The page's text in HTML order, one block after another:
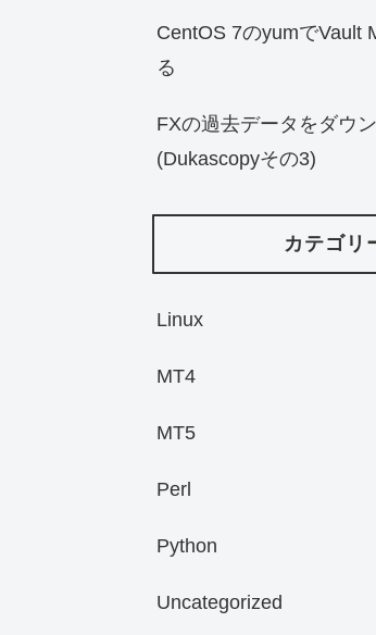
CentOS 7のyumでVault
る
FXの過去データをダウ
(Dukascopyその3)
カテゴリ
Linux
MT4
MT5
Perl
Python
Uncategorized